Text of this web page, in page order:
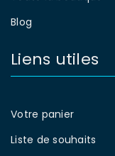
Blog
Liens utiles
Votre panier
Liste de souhaits